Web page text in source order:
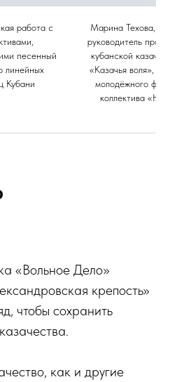
работа с
песенный
линейных
Кубани
Марина Техова,
руководитель
кубанской
«Казачья воля»,
молодёжного
коллектива
«Вольное Дело»
крепость»
чтобы сохранить
как и другие